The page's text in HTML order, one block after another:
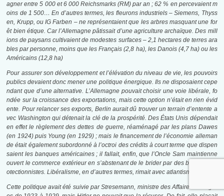
agner entre 5 000 et 6 000 Reichsmarks (RM) par an ; 62 % en percevaient m
oins de 1 500… En d’autres termes, les fleurons industriels – Siemens, Thyss
en, Krupp, ou IG Farben – ne représentaient que les arbres masquant une for
êt bien étique. Car l’Allemagne pâtissait d’une agriculture archaïque. Des mill
ions de paysans cultivaient de modestes surfaces – 2,1 hectares de terres ara
bles par personne, moins que les Français (2,8 ha), les Danois (4,7 ha) ou les
Américains (12,8 ha)
Pour assurer son développement et l’élévation du niveau de vie, les pouvoirs
publics devaient donc mener une politique énergique. Ils ne disposaient cepe
ndant que d’une alternative. L’Allemagne pouvait choisir une voie libérale, fo
ndée sur la croissance des exportations, mais cette option n’était en rien évid
ente. Pour relancer ses exports, Berlin aurait dû trouver un terrain d’entente a
vec Washington qui détenait la clé de la prospérité. Des États Unis dépendait
en effet le règlement des dettes de guerre, réaménagé par les plans Dawes
(en 1924) puis Young (en 1929) ; mais le financement de l’économie alleman
de était également subordonné à l’octroi des crédits à court terme que dispen
saient les banques américaines ; il fallait, enfin, que l’Oncle Sam maintienne
ouvert le commerce extérieur en s’abstenant de le brider par des barrières pr
otectionnistes. Libéralisme, en d’autres termes, rimait avec atlantisme.
Cette politique avait été suivie par Stresemann, ministre des Affaires étrangèr